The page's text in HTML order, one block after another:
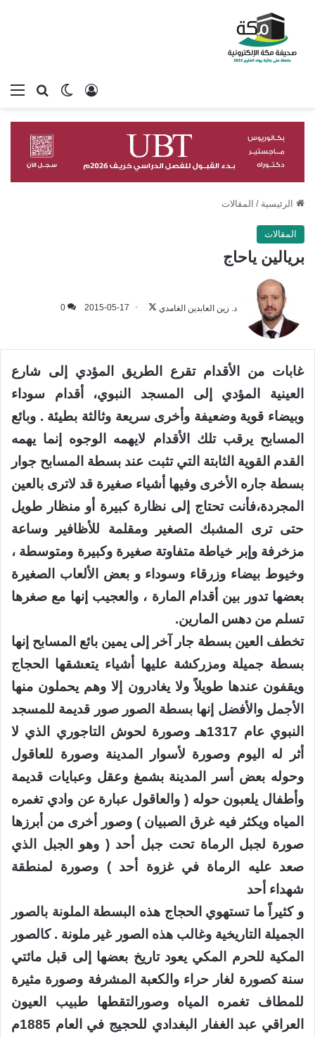
بحثالوضع
تسجيل الدخول
الرئيسية / المقالات
المقالات
بريالين ياحاج
د. زين العابدين الغامدي
على
2015-05-17
0
غابات من الأقدام تقرع الطريق المؤدي إلى شارع
العينية المؤدي إلى المسجد النبوي، أقدام سوداء
وبيضاء قوية وضعيفة وأخرى سريعة وثالثة بطيئة . وبائع
المسابح يرقب تلك الأقدام لايهمه الوجوه إنما يهمه
القدم القوية الثابتة التي تثبت عند بسطة المسابح جوار
بسطة جاره الأخرى وفيها أشياء صغيرة قد لاترى بالعين
المجردة،فأنت تحتاج إلى نظارة كبيرة أو منظار طويل
حتى ترى المشبك الصغير ومقلمة للأظافير وساعة
مزخرفة وإبر خياطة متفاوتة صغيرة وكبيرة ومتوسطة ،
وخيوط بيضاء وزرقاء وسوداء و بعض الألعاب الصغيرة
بعضها تدور بين أقدام المارة ، والعجيب إنها مع صغرها
تسلم من دهس المارين.
تخطف العين بسطة جار آخر إلى يمين بائع المسابح إنها
بسطة جميلة ومزركشة عليها أشياء يتعشقها الحجاج
ويقفون عندها طويلاً ولا يغادرون إلا وهم يحملون منها
الأجمل والأفضل إنها بسطة الصور صور قديمة للمسجد
النبوي عام 1317هـ وصورة لحوش التاجوري الذي لا
أثر له اليوم وصورة لأسوار المدينة وصورة للعاقول
وحوله بعض أسر المدينة بشمغ وعقل وعبايات قديمة
وأطفال يلعبون حوله ( والعاقول عبارة عن وادي تغمره
المياه ويكثر فيه غرق الصبيان ) وصور أخرى من أبرزها
صورة لجبل الرماة تحت جبل أحد ( وهو الجبل الذي
صعد عليه الرماة في غزوة أحد ) وصورة لمنطقة
شهداء أحد
و كثيراً ما تستهوي الحجاج هذه البسطة الملونة بالصور
الجميلة التاريخية وغالب هذه الصور غير ملونة . كالصور
المكية للحرم المكي يعود تاريخ بعضها إلى قبل مائتي
سنة كصورة لغار حراء والكعبة المشرفة وصورة مثيرة
للمطاف تغمره المياه وصورالتقطها طبيب العيون
العراقي عبد الغفار البغدادي للحجيج في العام 1885م